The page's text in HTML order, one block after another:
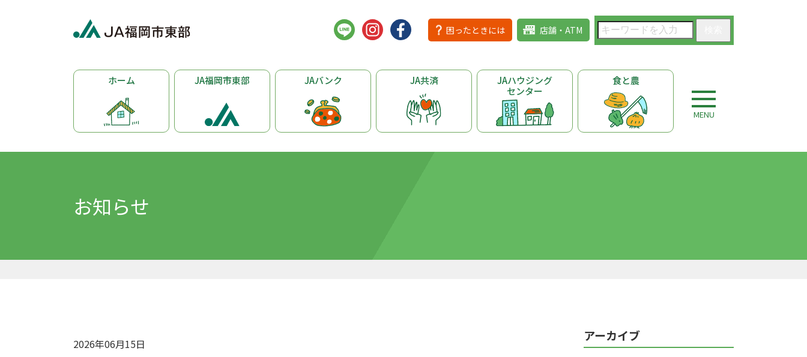
困ったときには 店舗・ATM
ホーム JA福岡市東部 JAバンク JA共済
JAハウジング
センター
食と農
お知らせ
2026年06月15日
アーカイブ